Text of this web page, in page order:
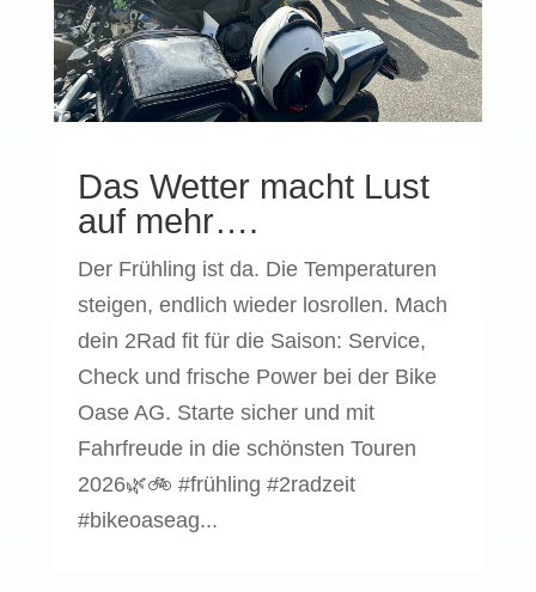
Das Wetter macht Lust
auf mehr….
Der Frühling ist da. Die Temperaturen
steigen, endlich wieder losrollen. Mach
dein 2Rad fit für die Saison: Service,
Check und frische Power bei der Bike
Oase AG. Starte sicher und mit
Fahrfreude in die schönsten Touren
2026🌿🚲 #frühling #2radzeit
#bikeoaseag...